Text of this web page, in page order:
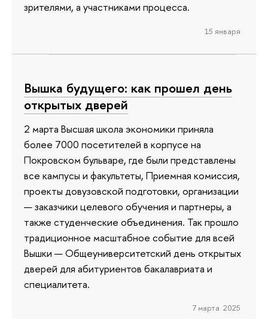
зрителями, а участниками процесса.
15 января
Вышка будущего: как прошел день
открытых дверей
2 марта Высшая школа экономики приняла
более 7000 посетителей в корпусе на
Покровском бульваре, где были представлены
все кампусы и факультеты, Приемная комиссия,
проекты довузовской подготовки, организации
— заказчики целевого обучения и партнеры, а
также студенческие объединения. Так прошло
традиционное масштабное событие для всей
Вышки — Общеуниверситетский день открытых
дверей для абитуриентов бакалавриата и
специалитета.
7 марта 2025